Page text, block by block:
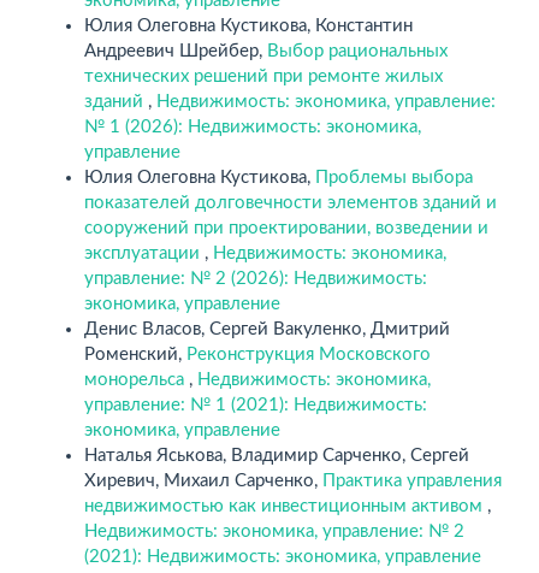
Юлия Олеговна Кустикова, Константин
Андреевич Шрейбер, Выбор рациональных
технических решений при ремонте жилых
зданий , Недвижимость: экономика, управление:
№ 1 (2026): Недвижимость: экономика,
управление
Юлия Олеговна Кустикова,
Проблемы выбора
показателей долговечности элементов зданий и
сооружений при проектировании, возведении и
эксплуатации , Недвижимость: экономика,
управление: № 2 (2026): Недвижимость:
экономика, управление
Денис Власов, Сергей Вакуленко, Дмитрий
Роменский, Реконструкция Московского
монорельса , Недвижимость: экономика,
управление: № 1 (2021): Недвижимость:
экономика, управление
Наталья Яськова, Владимир Сарченко, Сергей
Хиревич, Михаил Сарченко,
Практика управления
недвижимостью как инвестиционным активом ,
Недвижимость: экономика, управление: № 2
(2021): Недвижимость: экономика, управление